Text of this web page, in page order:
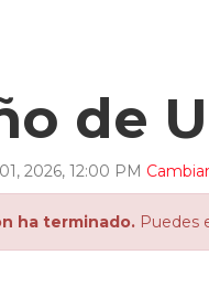
de
01, 2026, 12:00 PM
ha terminado. Puedes